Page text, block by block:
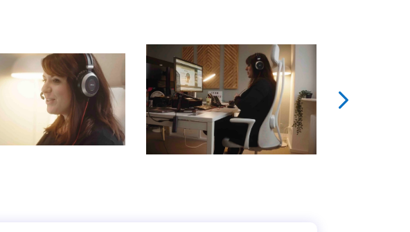
et ludique : quiz, sondages en ligne, vidéos, questions
L'animateur expert guide vos collaborateurs à
routiers pour mieux anticiper et prévenir les risques.
prévention pendant 1 heure à 1h30, tout en s’amusant.
dans votre entreprise, mais aussi de la renforcer.